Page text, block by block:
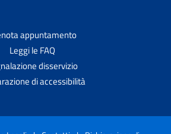
appuntamento
Leggi le FAQ
disservizio
di accessibilità